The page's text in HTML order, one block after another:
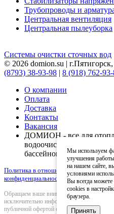
Трубопроводы и
Центральная вентиляция
Центральная пылеуборка
Системы очистки сточных вод
© 2026 domion.su |
(8793) 38-93-98 | 8 (918) 762-
О компании
Оплата
Доставка
Контакты
Вакансия
ДОМИОН - все для
водоочистки,
бассейнов
Политика в отношении обработки
конфиденциальности) |Согласие на
Обращаем ваше внимание на то, что вся
исключительно информационный
публичной офертой определяемой
Мы используем
улучшения
на нашем сайте,
условиями
Вы всегда
cookies в
браузера.
Принять